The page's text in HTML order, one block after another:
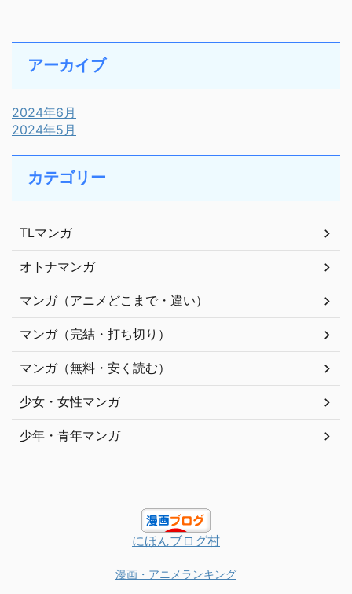
アーカイブ
2024年6月
2024年5月
カテゴリー
TLマンガ
オトナマンガ
マンガ（アニメどこまで・違い）
マンガ（完結・打ち切り）
マンガ（無料・安く読む）
少女・女性マンガ
少年・青年マンガ
にほんブログ村
漫画・アニメランキング